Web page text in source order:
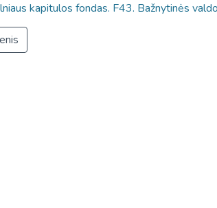
kapitulos fondas. F43. Bažnytinės